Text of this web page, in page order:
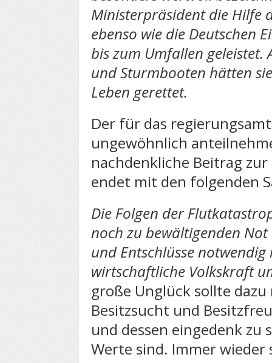
Ministerpräsident die Hilfe
ebenso wie die Deutschen
bis zum Umfallen
und Sturmbooten hätten
Leben gerettet.
Der für das
ungewöhnlich
nachdenkliche Beitrag
endet mit den folgenden
Die Folgen der
noch zu bewältigenden
und Entschlüsse
wirtschaftliche Volkskraft
große Unglück sollte
Besitzsucht und
und dessen eingedenk zu
Werte sind. Immer